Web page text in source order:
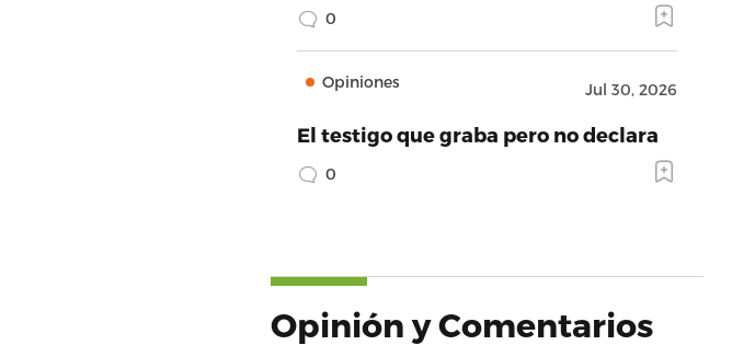
0
Opiniones Jul 30, 2026
El testigo que graba pero no declara
0
Opinión y Comentarios